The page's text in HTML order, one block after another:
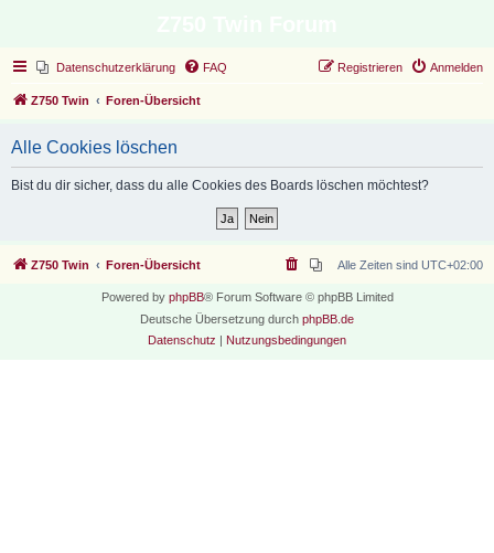
Datenschutzerklärung FAQ Anmelden
Registrieren
Z750 Twin Foren-Übersicht
Alle Cookies löschen
Bist du dir sicher, dass du alle Cookies des Boards löschen möchtest?
Z750 Twin Foren-Übersicht Alle Zeiten sind UTC+02:00
Powered by phpBB® Forum Software © phpBB Limited
Deutsche Übersetzung durch phpBB.de
Datenschutz | Nutzungsbedingungen